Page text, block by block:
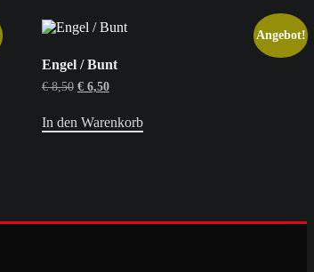
Angebot!
Engel / Bunt
€8,50 Ursprünglicher
war:
€ 8,50
€6,50Aktueller
ist:
€ 6,50.
In den Warenkorb